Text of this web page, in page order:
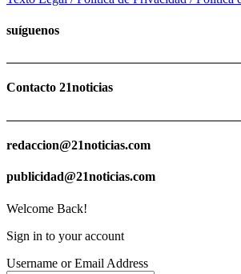
suíguenos
Contacto 21noticias
redaccion@21noticias.com
publicidad@21noticias.com
Welcome Back!
Sign in to your account
Username or Email Address